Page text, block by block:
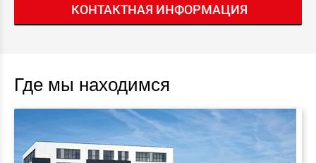
КОНТАКТНАЯ ИНФОРМАЦИЯ
Где мы находимся